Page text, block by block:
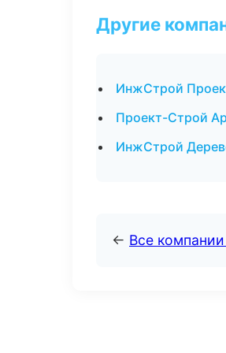
Другие
ИнжСтрой
Проект-Строй
ИнжСтрой
← Все